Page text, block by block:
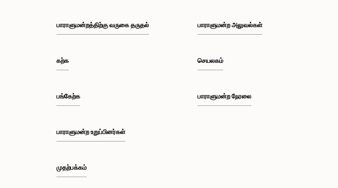
பாராளுமன்றத்திற்கு வருகை தருதல்
கற்க
பங்கேற்க
பாராளுமன்ற உறுப்பினர்கள்
முதற்பக்கம்
பாராளுமன்ற அலுவல்கள்
செயலகம்
பாராளுமன்ற நேரலை